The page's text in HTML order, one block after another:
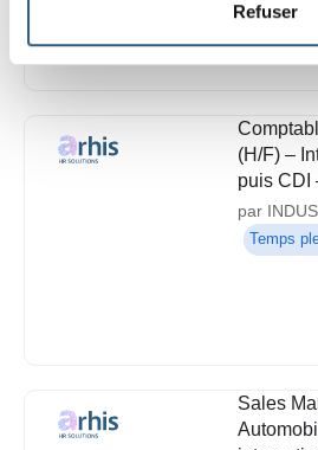
Refuser
(H/F) –
puis CDI
par
Temps
Sales